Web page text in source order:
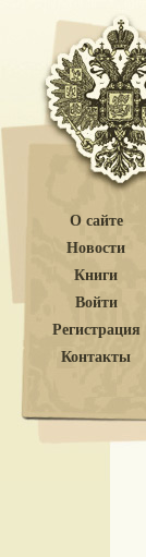
О сайте
Новости
Книги
Войти
Регистрация
Контакты